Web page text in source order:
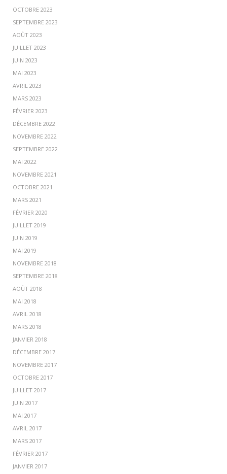
OCTOBRE 2023
SEPTEMBRE 2023
AOÛT 2023
JUILLET 2023
JUIN 2023
MAI 2023
AVRIL 2023
MARS 2023
FÉVRIER 2023
DÉCEMBRE 2022
NOVEMBRE 2022
SEPTEMBRE 2022
MAI 2022
NOVEMBRE 2021
OCTOBRE 2021
MARS 2021
FÉVRIER 2020
JUILLET 2019
JUIN 2019
MAI 2019
NOVEMBRE 2018
SEPTEMBRE 2018
AOÛT 2018
MAI 2018
AVRIL 2018
MARS 2018
JANVIER 2018
DÉCEMBRE 2017
NOVEMBRE 2017
OCTOBRE 2017
JUILLET 2017
JUIN 2017
MAI 2017
AVRIL 2017
MARS 2017
FÉVRIER 2017
JANVIER 2017